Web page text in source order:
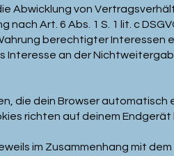
Abwicklung von
Art. 6 Abs. 1 S. 1 lit. c
berechtigter Interessen
Interesse an der
die dein Browser
richten auf deinem
im Zusammenhang mit